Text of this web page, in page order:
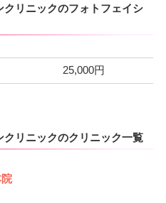
リニックのフォトフェイシ
25,000円
リニックのクリニック一覧